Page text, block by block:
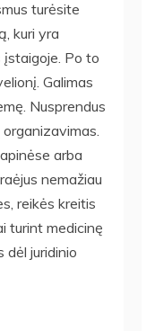
turėsite
kuri yra
įstaigoje. Po to
Galimas
Nusprendus
arba
nemažiau
reikės kreitis
turint medicinę
juridinio